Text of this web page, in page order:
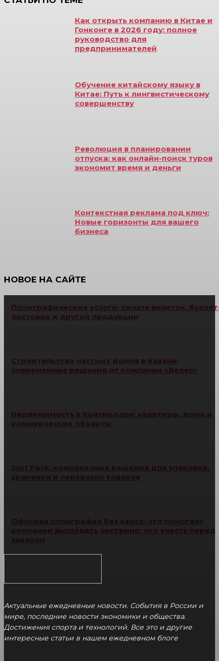
Как открыть компанию в Китае и
Гонконге в 2026 году: полное
руководство для
предпринимателей
Обучение китайскому языку в
Китае: Путь к лингвистическому
совершенству
Революция в планировании
отпуска: как онлайн-поиск туров
экономит время и деньги
Контекстная реклама под ключ:
Новые горизонты для вашего
бизнеса
НОВОЕ НА САЙТЕ
Полиграфические услуги: печать визиток,
листовок и другой продукции
Строительство частных домов в Казани:
современные решения от компании «Велес»
Недвижимость в Краснодаре: квартиры, дома и
коммерческие объекты
Just Pack: комплексные решения для упаковки,
хранения и перевозки товаров
Офисная полиграфия без хаоса: что помогает
компании выглядеть системно: что учесть перед
заказом
Актуальные ежедневные новости. События в России и
мире, последние новости экономики и общества.
Достижения спорта и технологий. Все это и другие
интересные статьи в нашем ежедневном блоге